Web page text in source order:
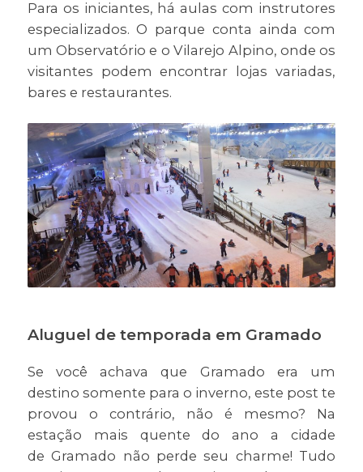
Para os iniciantes, há aulas com instrutores
especializados. O parque conta ainda com
um Observatório e o Vilarejo Alpino, onde os
visitantes podem encontrar lojas variadas,
bares e restaurantes.
Aluguel de temporada em Gramado
Se você achava que Gramado era um
destino somente para o inverno, este post te
provou o contrário, não é mesmo? Na
estação mais quente do ano a cidade
de Gramado não perde seu charme! Tudo